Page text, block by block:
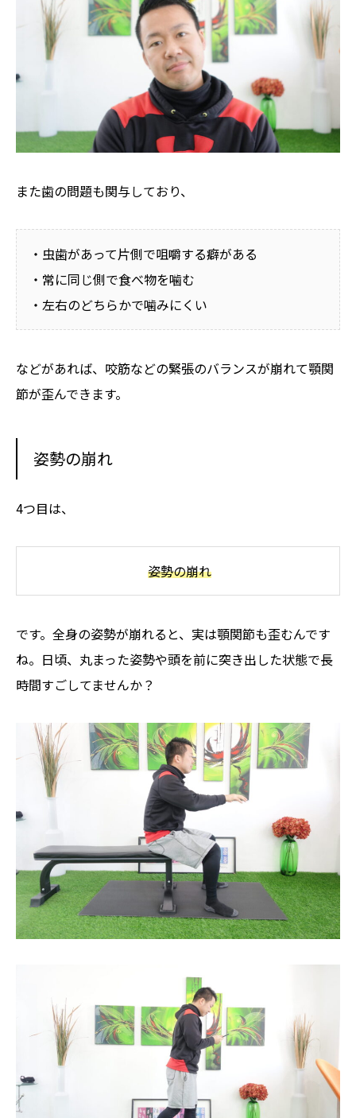
また歯の問題も関与しており、
・虫歯があって片側で咀嚼する癖がある
・常に同じ側で食べ物を噛む
・左右のどちらかで噛みにくい
などがあれば、咬筋などの緊張のバランスが崩れて顎関
節が歪んできます。
姿勢の崩れ
4つ目は、
姿勢の崩れ
です。全身の姿勢が崩れると、実は顎関節も歪むんです
ね。日頃、丸まった姿勢や頭を前に突き出した状態で長
時間すごしてませんか？